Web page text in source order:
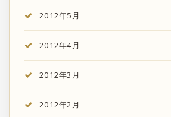
2012年5月
2012年4月
2012年3月
2012年2月